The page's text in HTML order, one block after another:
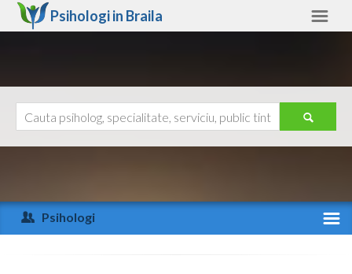
Psihologi in Braila
Arad
Arges
Ajutor
Psihologi